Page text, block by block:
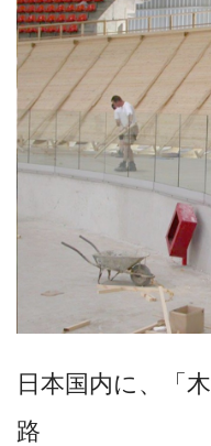
日本国内に、「
路